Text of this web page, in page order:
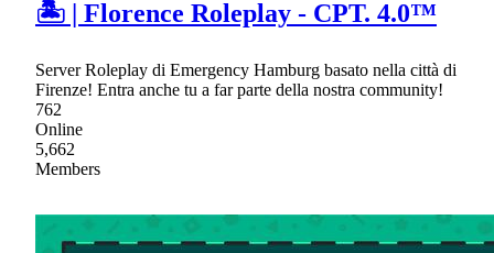
🏝 | Florence Roleplay - CPT. 4.0™
Server Roleplay di Emergency Hamburg basato nella città di
Firenze! Entra anche tu a far parte della nostra community!
762
Online
5,662
Members